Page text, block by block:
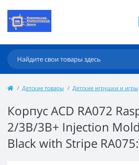
Детские товары Детские игрушки и игры
Корпус ACD RA072
2/3B/3B+ Injection
Black with Stripe